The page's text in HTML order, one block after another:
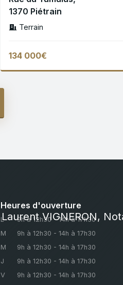
1370 Piétrain
Terrain
134 000€
Heures d'ouverture
L
9h à 12h30 - 14h à 17h30
M
9h à 12h30 - 14h à 17h30
M
9h à 12h30 - 14h à 17h30
J
9h à 12h30 - 14h à 17h30
V
9h à 12h30 - 14h à 17h30